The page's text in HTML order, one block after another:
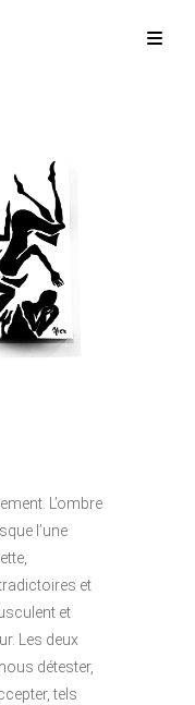
L’ombre
l’une
et
et
Les deux
détester,
tels